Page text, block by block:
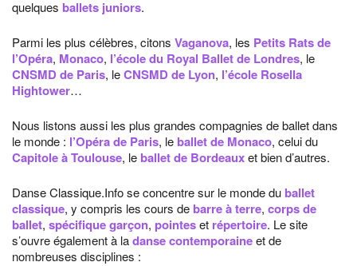
quelques ballets juniors.
Parmi les plus célèbres, citons Vaganova, les Petits Rats de
l’Opéra, Monaco, l’école du Royal Ballet de Londres, le
CNSMD de Paris, leCNSMD de Lyon, l’école Rosella
Hightower…
Nous listons aussi les plus grandes compagnies de ballet dans
le monde : l’Opéra de Paris, le ballet de Monaco, celui du
Capitole à Toulouse, le ballet de Bordeauxet bien d’autres.
Danse Classique.Info se concentre sur le monde du ballet
classique, y compris les cours de barre à terre, corps de
ballet, spécifique garçon, pointeset répertoire. Le site
s’ouvre également à ladanse contemporaineet de
nombreuses disciplines :